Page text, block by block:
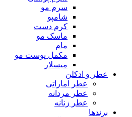
سرم مو
شامپو
کرم دست
ماسک مو
مام
مکمل پوست مو
میسلار
عطر و ادکلن
عطر اماراتی
عطر مردانه
عطر زنانه
برندها